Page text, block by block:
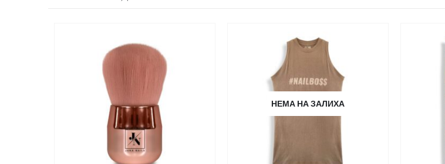
НЕМА НА ЗАЛИХА